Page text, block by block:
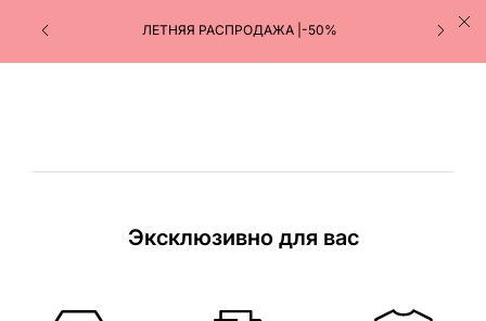
ЛЕТНЯЯ РАСПРОДАЖА |-50%
Эксклюзивно для вас